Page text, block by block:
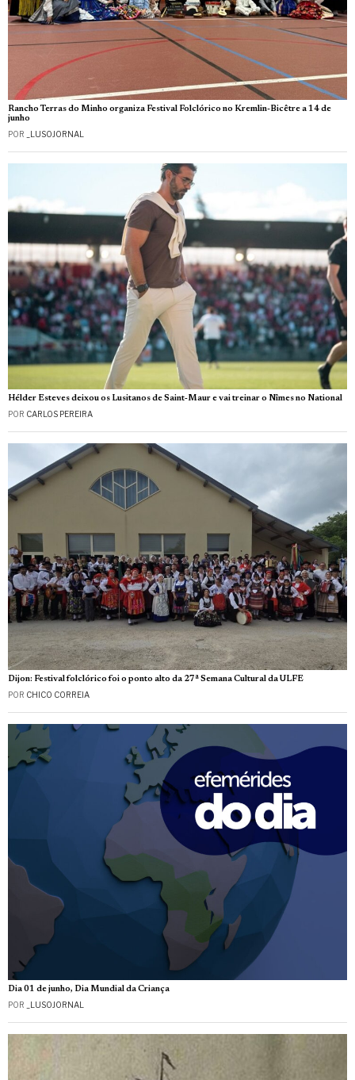
Rancho Terras do Minho organiza Festival Folclórico no Kremlin-Bicêtre a 14 de
junho
POR _LUSOJORNAL
Hélder Esteves deixou os Lusitanos de Saint‑Maur e vai treinar o Nîmes no National
POR CARLOS PEREIRA
Dijon: Festival folclórico foi o ponto alto da 27ª Semana Cultural da ULFE
POR CHICO CORREIA
Dia 01 de junho, Dia Mundial da Criança
POR _LUSOJORNAL